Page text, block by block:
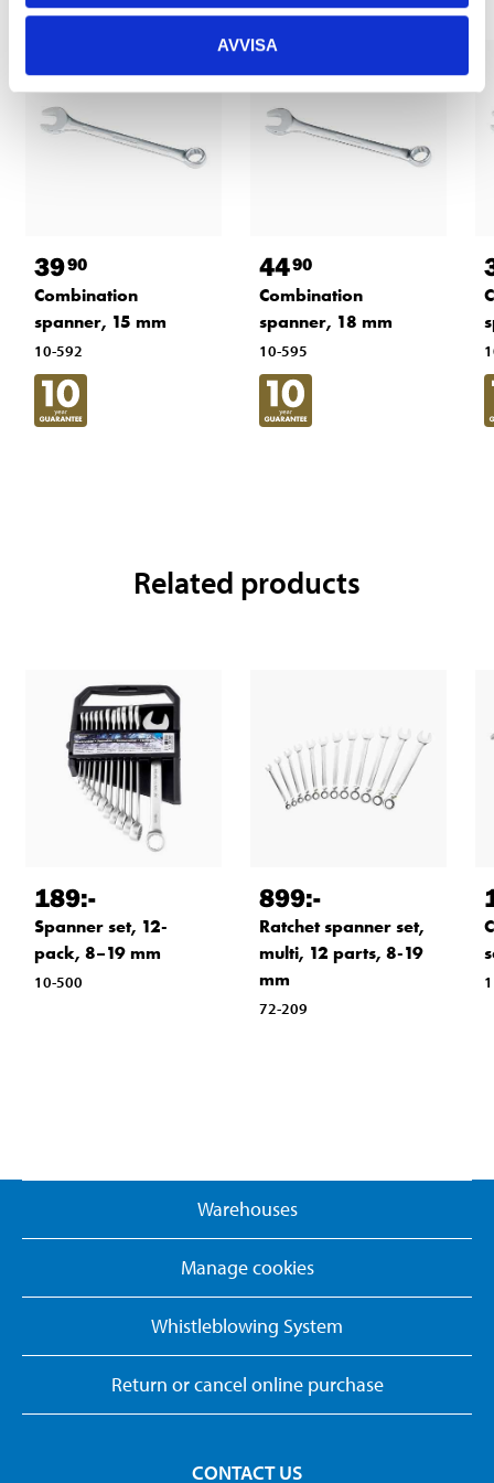
AVVISA
3990
Combination
spanner, 15 mm
10-592
4490
Combination
spanner, 18 mm
10-595
Related products
189:-
Spanner set, 12-
pack, 8–19 mm
10-500
899:-
Ratchet spanner set,
multi, 12 parts, 8-19
mm
72-209
Warehouses
Manage cookies
Whistleblowing System
Return or cancel online purchase
CONTACT US